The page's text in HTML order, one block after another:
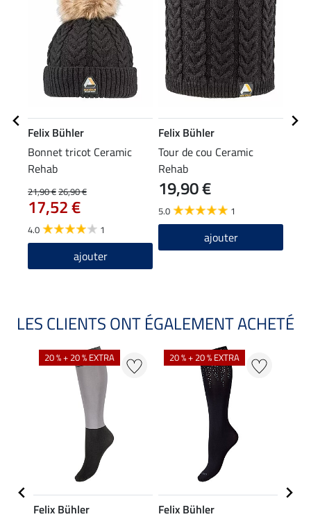
Felix Bühler
Bonnet tricot Ceramic
Rehab
21,90 €26,90 €
17,52 €
4.0 1
ajouter
Felix Bühler
Tour de cou Ceramic
Rehab
19,90 €
5.0 1
ajouter
LES CLIENTS ONT ÉGALEMENT ACHETÉ
20 % + 20 % EXTRA
Felix Bühler
20 % + 20 % EXTRA
Felix Bühler